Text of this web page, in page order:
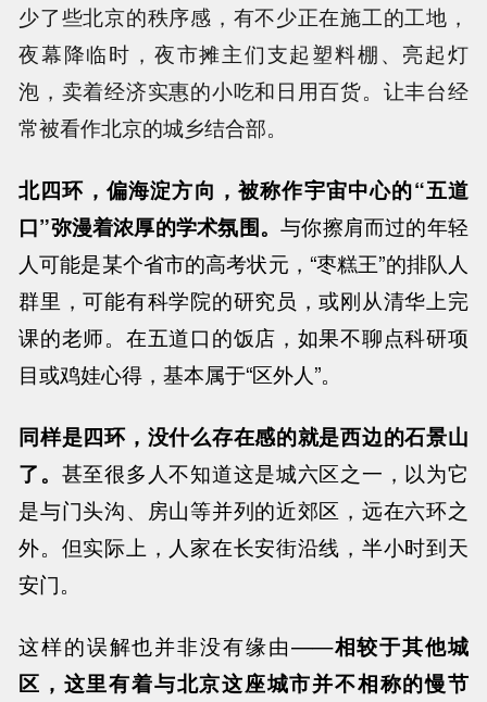
少了些北京的秩序感，有不少正在施工的工地，
夜幕降临时，夜市摊主们支起塑料棚、亮起灯
泡，卖着经济实惠的小吃和日用百货。让丰台经
常被看作北京的城乡结合部。
北四环，偏海淀方向，被称作宇宙中心的“五道
口”弥漫着浓厚的学术氛围。与你擦肩而过的年轻
人可能是某个省市的高考状元，“枣糕王”的排队人
群里，可能有科学院的研究员，或刚从清华上完
课的老师。在五道口的饭店，如果不聊点科研项
目或鸡娃心得，基本属于“区外人”。
同样是四环，没什么存在感的就是西边的石景山
了。 甚至很多人不知道这是城六区之一，以为它
是与门头沟、房山等并列的近郊区，远在六环之
外。但实际上，人家在长安街沿线，半小时到天
安门。
这样的误解也并非没有缘由——相较于其他城
区，这里有着与北京这座城市并不相称的慢节